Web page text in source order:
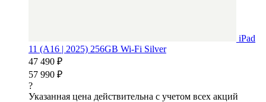
iPad
11 (A16 | 2025) 256GB Wi-Fi Silver
47 490 ₽
57 990 ₽
?
Указанная цена действительна с учетом всех акций